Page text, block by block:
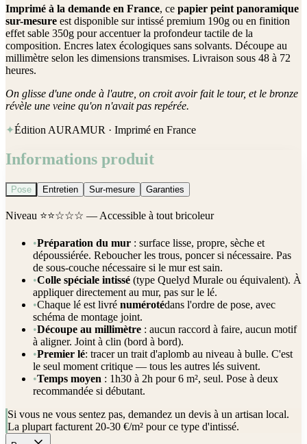
Imprimé à la demande en France, ce papier peint panoramique
sur-mesure est disponible sur intissé premium 190g ou en finition
effet sable 350g pour accentuer la profondeur tactile de la
composition. Encres latex écologiques sans solvants. Découpe au
millimètre selon les dimensions transmises. Livraison sous 48 à 72
heures.
On glisse d'une onde à l'autre, on croit avoir fait le tour, et le bronze
révèle une veine qu'on n'avait pas repérée.
✦Édition AURAMUR · Imprimé en France
Informations produit
Pose Entretien Sur-mesure Garanties
Niveau ⭐⭐☆☆☆ — Accessible à tout bricoleur
•Préparation du mur : surface lisse, propre, sèche et
dépoussiérée. Reboucher les trous, poncer si nécessaire. Pas
de sous-couche nécessaire si le mur est sain.
•Colle spéciale intissé (type Quelyd Murale ou équivalent). À
appliquer directement au mur, pas sur le lé.
•Chaque lé est livré numérotédans l'ordre de pose, avec
schéma de montage joint.
•Découpe au millimètre : aucun raccord à faire, aucun motif
à aligner. Joint à clin (bord à bord).
•Premier lé: tracer un trait d'aplomb au niveau à bulle. C'est
le seul moment critique — tous les autres lés suivent.
•Temps moyen : 1h30 à 2h pour 6 m², seul. Pose à deux
recommandée si débutant.
Si vous ne vous sentez pas, demandez un devis à un artisan local.
La plupart facturent 20-30 €/m² pour ce type d'intissé.